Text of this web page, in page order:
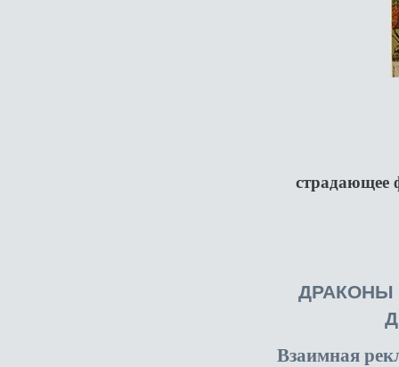
страдающее
ДРАКОНЫ
Взаимная